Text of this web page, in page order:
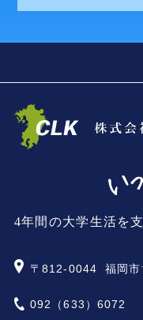
4年間の大学生活を
〒812-0044 福岡
092（633）6072